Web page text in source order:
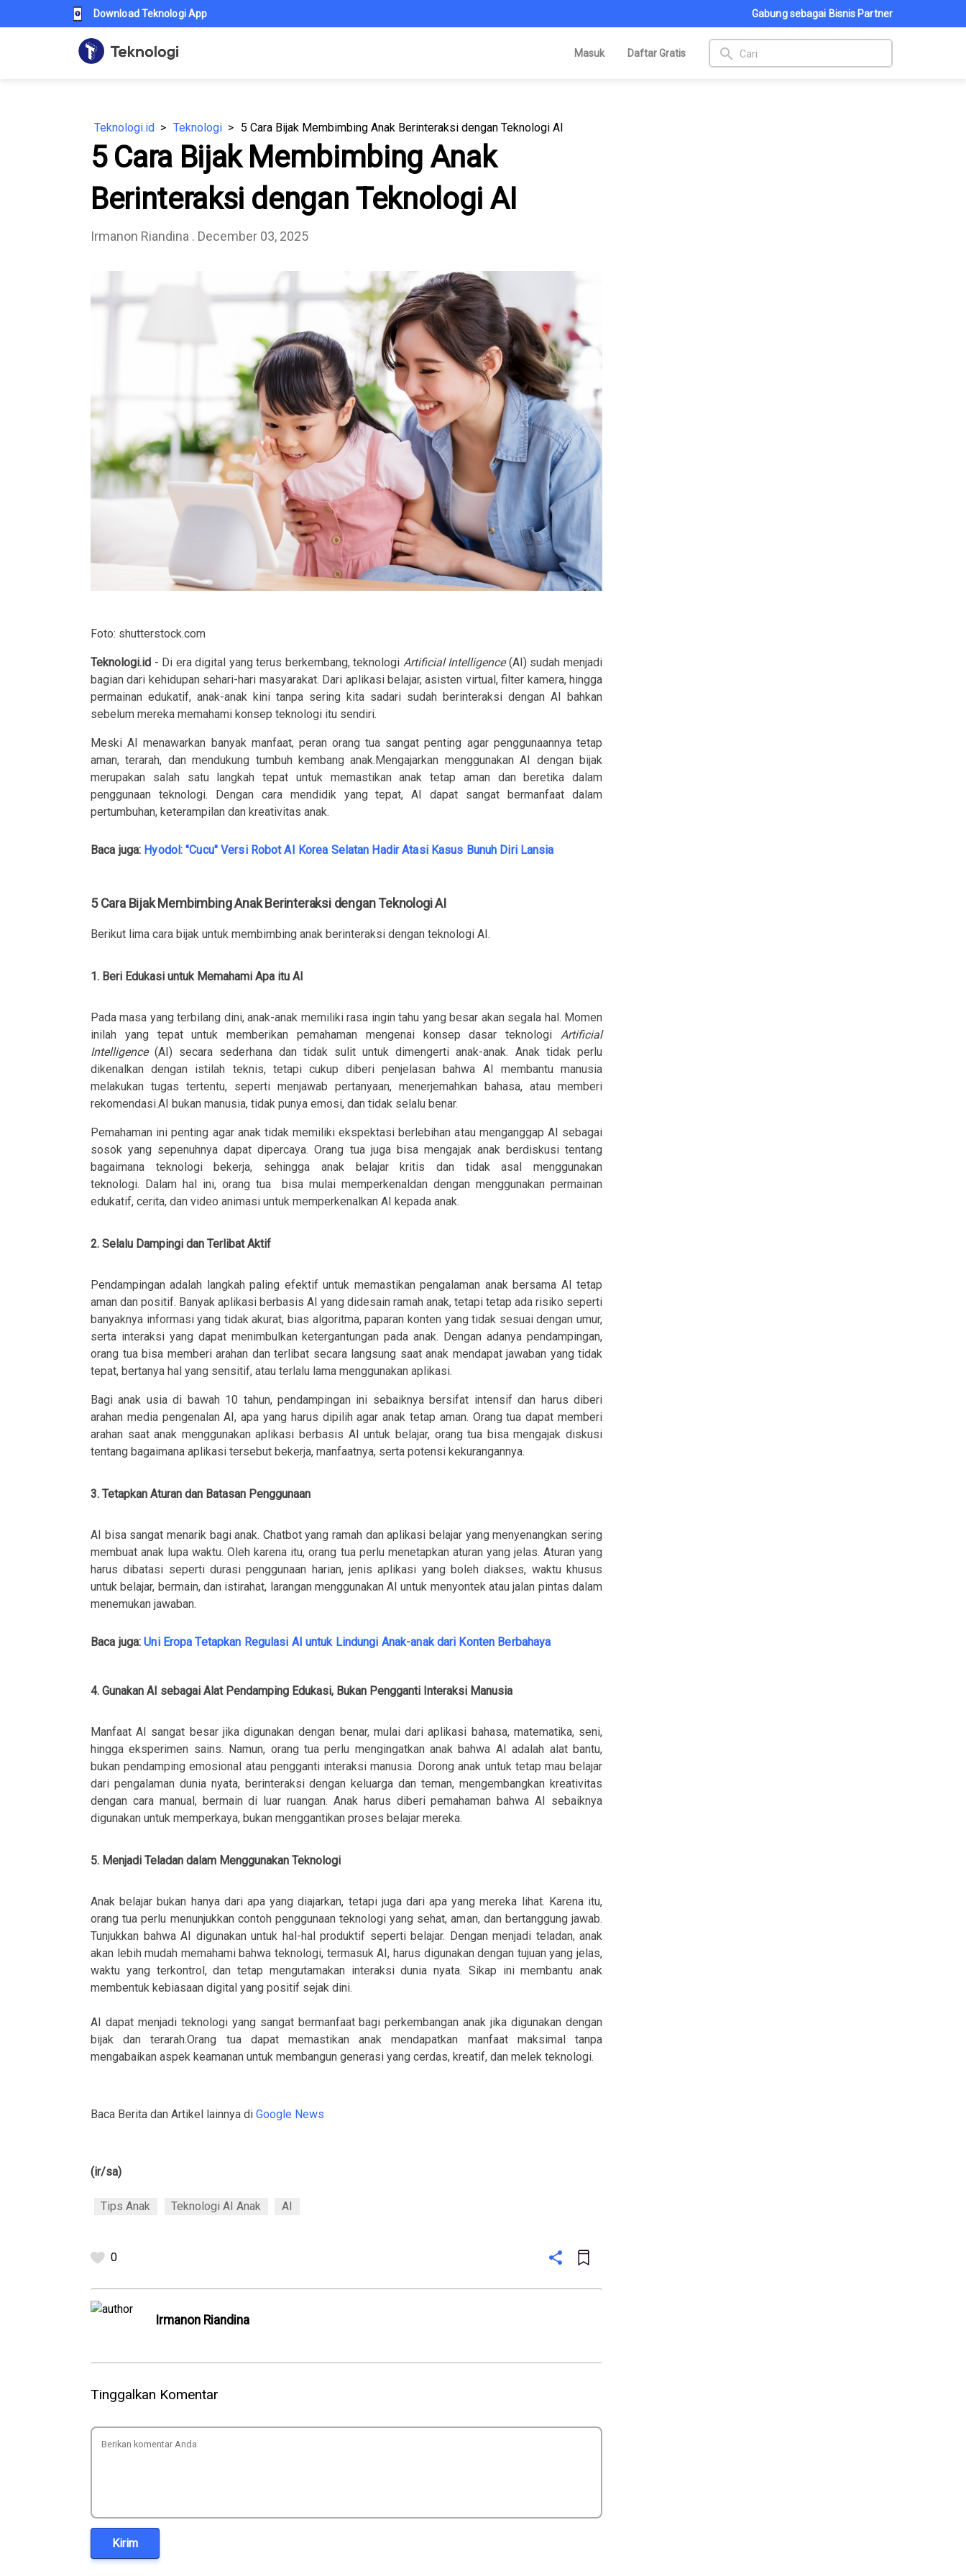
Download Teknologi App Gabung sebagai Bisnis Partner
Masuk Daftar Gratis search
Teknologi.id Teknologi 5 Cara Bijak Membimbing Anak Berinteraksi dengan Teknologi AI
5 Cara Bijak Membimbing Anak
Berinteraksi dengan Teknologi AI
Irmanon Riandina . December 03, 2025
Foto: shutterstock.com
Teknologi.id - Di era digital yang terus berkembang, teknologi Artificial Intelligence(AI) sudah menjadi
bagian dari kehidupan sehari-hari masyarakat. Dari aplikasi belajar, asisten virtual, filter kamera, hingga
permainan edukatif, anak-anak kini tanpa sering kita sadari sudah berinteraksi dengan AI bahkan
sebelum mereka memahami konsep teknologi itu sendiri.
Meski AI menawarkan banyak manfaat, peran orang tua sangat penting agar penggunaannya tetap
aman, terarah, dan mendukung tumbuh kembang anak.Mengajarkan menggunakan AI dengan bijak
merupakan salah satu langkah tepat untuk memastikan anak tetap aman dan beretika dalam
penggunaan teknologi. Dengan cara mendidik yang tepat, AI dapat sangat bermanfaat dalam
pertumbuhan, keterampilan dan kreativitas anak.
Baca juga: Hyodol: "Cucu" Versi Robot AI Korea Selatan Hadir Atasi Kasus Bunuh Diri Lansia
5 Cara Bijak Membimbing Anak Berinteraksi dengan Teknologi AI
Berikut lima cara bijak untuk membimbing anak berinteraksi dengan teknologi AI.
1. Beri Edukasi untuk Memahami Apa itu AI
Pada masa yang terbilang dini, anak-anak memiliki rasa ingin tahu yang besar akan segala hal. Momen
inilah yang tepat untuk memberikan pemahaman mengenai konsep dasar teknologi Artificial
Intelligence(AI) secara sederhana dan tidak sulit untuk dimengerti anak-anak. Anak tidak perlu
dikenalkan dengan istilah teknis, tetapi cukup diberi penjelasan bahwa AI membantu manusia
melakukan tugas tertentu, seperti menjawab pertanyaan, menerjemahkan bahasa, atau memberi
rekomendasi.AI bukan manusia, tidak punya emosi, dan tidak selalu benar.
Pemahaman ini penting agar anak tidak memiliki ekspektasi berlebihan atau menganggap AI sebagai
sosok yang sepenuhnya dapat dipercaya. Orang tua juga bisa mengajak anak berdiskusi tentang
bagaimana teknologi bekerja, sehingga anak belajar kritis dan tidak asal menggunakan
teknologi. Dalam hal ini, orang tua bisa mulai memperkenaldan dengan menggunakan permainan
edukatif, cerita, dan video animasi untuk memperkenalkan AI kepada anak.
2. Selalu Dampingi dan Terlibat Aktif
Pendampingan adalah langkah paling efektif untuk memastikan pengalaman anak bersama AI tetap
aman dan positif. Banyak aplikasi berbasis AI yang didesain ramah anak, tetapi tetap ada risiko seperti
banyaknya informasi yang tidak akurat, bias algoritma, paparan konten yang tidak sesuai dengan umur,
serta interaksi yang dapat menimbulkan ketergantungan pada anak. Dengan adanya pendampingan,
orang tua bisa memberi arahan dan terlibat secara langsung saat anak mendapat jawaban yang tidak
tepat, bertanya hal yang sensitif, atau terlalu lama menggunakan aplikasi.
Bagi anak usia di bawah 10 tahun, pendampingan ini sebaiknya bersifat intensif dan harus diberi
arahan media pengenalan AI, apa yang harus dipilih agar anak tetap aman. Orang tua dapat memberi
arahan saat anak menggunakan aplikasi berbasis AI untuk belajar, orang tua bisa mengajak diskusi
tentang bagaimana aplikasi tersebut bekerja, manfaatnya, serta potensi kekurangannya.
3. Tetapkan Aturan dan Batasan Penggunaan
AI bisa sangat menarik bagi anak. Chatbot yang ramah dan aplikasi belajar yang menyenangkan sering
membuat anak lupa waktu. Oleh karena itu, orang tua perlu menetapkan aturan yang jelas. Aturan yang
harus dibatasi seperti durasi penggunaan harian, jenis aplikasi yang boleh diakses, waktu khusus
untuk belajar, bermain, dan istirahat, larangan menggunakan AI untuk menyontek atau jalan pintas dalam
menemukan jawaban.
Baca juga:Uni Eropa Tetapkan Regulasi AI untuk Lindungi Anak-anak dari Konten Berbahaya
4. Gunakan AI sebagai Alat Pendamping Edukasi, Bukan Pengganti Interaksi Manusia
Manfaat AI sangat besar jika digunakan dengan benar, mulai dari aplikasi bahasa, matematika, seni,
hingga eksperimen sains. Namun, orang tua perlu mengingatkan anak bahwa AI adalah alat bantu,
bukan pendamping emosional atau pengganti interaksi manusia. Dorong anak untuk tetap mau belajar
dari pengalaman dunia nyata, berinteraksi dengan keluarga dan teman, mengembangkan kreativitas
dengan cara manual, bermain di luar ruangan. Anak harus diberi pemahaman bahwa AI sebaiknya
digunakan untuk memperkaya, bukan menggantikan proses belajar mereka.
5. Menjadi Teladan dalam Menggunakan Teknologi
Anak belajar bukan hanya dari apa yang diajarkan, tetapi juga dari apa yang mereka lihat. Karena itu,
orang tua perlu menunjukkan contoh penggunaan teknologi yang sehat, aman, dan bertanggung jawab.
Tunjukkan bahwa AI digunakan untuk hal-hal produktif seperti belajar. Dengan menjadi teladan, anak
akan lebih mudah memahami bahwa teknologi, termasuk AI, harus digunakan dengan tujuan yang jelas,
waktu yang terkontrol, dan tetap mengutamakan interaksi dunia nyata. Sikap ini membantu anak
membentuk kebiasaan digital yang positif sejak dini.
AI dapat menjadi teknologi yang sangat bermanfaat bagi perkembangan anak jika digunakan dengan
bijak dan terarah.Orang tua dapat memastikan anak mendapatkan manfaat maksimal tanpa
mengabaikan aspek keamanan untuk membangun generasi yang cerdas, kreatif, dan melek teknologi.
Baca Berita dan Artikel lainnya di Google News
(ir/sa)
Tips Anak Teknologi AI Anak AI
0
Irmanon Riandina
Tinggalkan Komentar
Kirim